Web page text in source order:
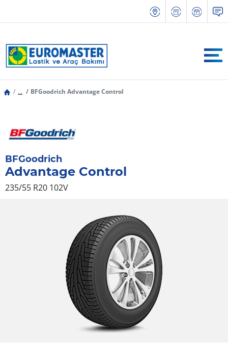
... BFGoodrich Advantage Control
BFGoodrich
Advantage Control
235/55 R20 102V